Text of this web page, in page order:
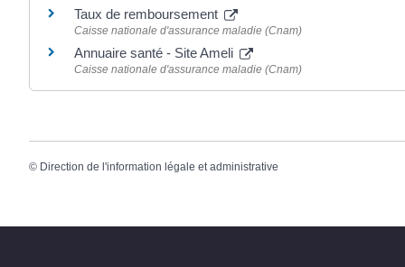
Taux de remboursement
Caisse nationale d'assurance maladie (Cnam)
Annuaire santé - Site Ameli
Caisse nationale d'assurance maladie (Cnam)
© Direction de l'information légale et administrative